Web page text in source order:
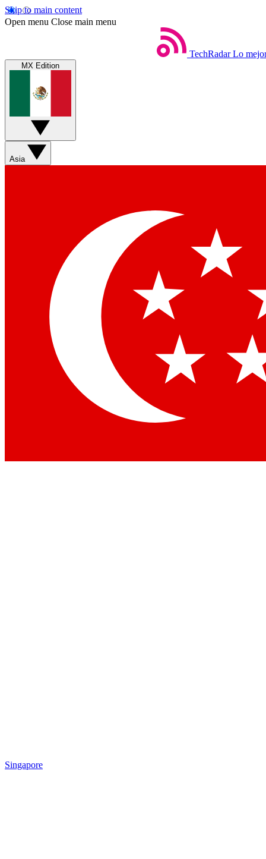
Skip to main content
Open menu Close main menu
TechRadar Lo
MX Edition
Asia
Singapore